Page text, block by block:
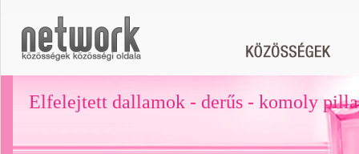
Elfelejtett dallamok - derűs - komoly